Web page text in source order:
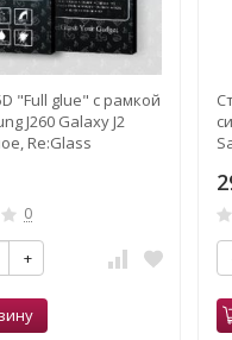
"Full glue" с рамкой
J260 Galaxy J2
Re:Glass
0
+